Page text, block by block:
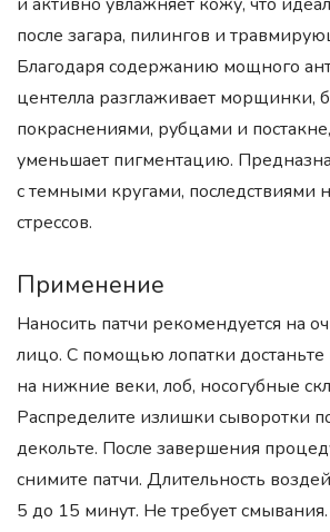
после загара, пилингов и
Благодаря содержанию мощного
центелла разглаживает морщинки,
покраснениями, рубцами и
уменьшает пигментацию.
с темными кругами, последствиями
стрессов.
Применение
Наносить патчи рекомендуется на
лицо. С помощью лопатки достаньте
на нижние веки, лоб, носогубные
Распределите излишки сыворотки
декольте. После завершения
снимите патчи. Длительность
5 до 15 минут. Не требует смывания.